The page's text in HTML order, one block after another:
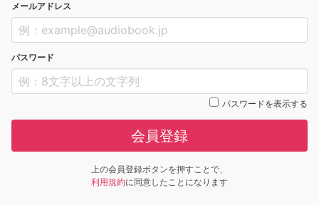
メールアドレス
パスワード
パスワードを表示する
会員登録
上の会員登録ボタンを押すことで、
利用規約に同意したことになります